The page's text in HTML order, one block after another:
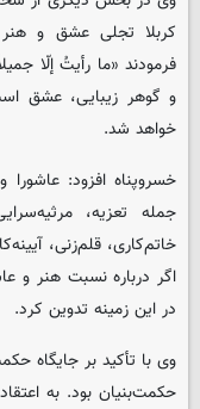
کربلا تجلی عشق و
فرمودند «ما رأیتُ إلّا
و گوهر زیبایی، عشق
خواهد شد.
خسروپناه افزود: عاشورا
جمله تعزیه،
خاتم‌کاری، قلم‌زنی،
اگر درباره نسبت هنر و
در این زمینه تدوین کرد.
وی با تأکید بر جایگاه
حکمت‌بنیان بود. به